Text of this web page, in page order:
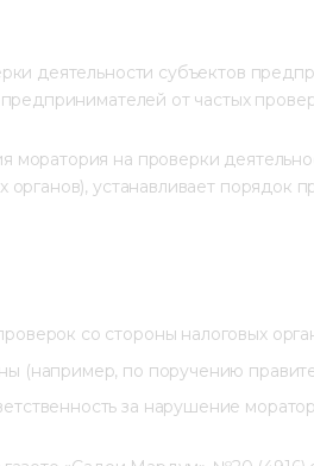
деятельности субъектов
от частых
на проверки
устанавливает порядок
со стороны налоговых
(например, по поручению
за нарушение